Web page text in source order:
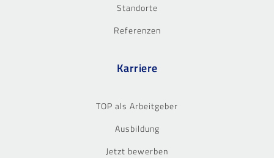
Standorte
Referenzen
Karriere
TOP als Arbeitgeber
Ausbildung
Jetzt bewerben